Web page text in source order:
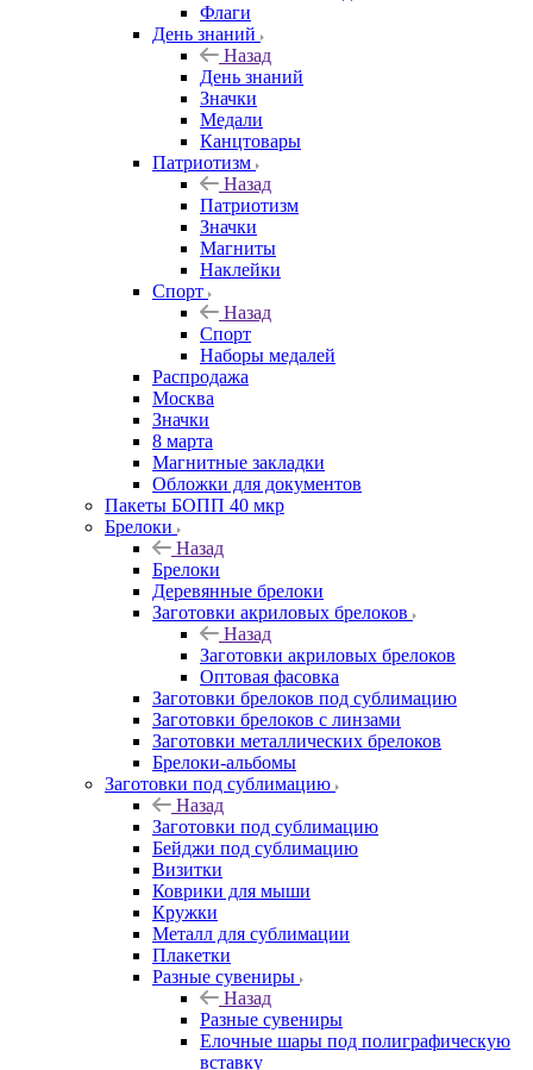
Флаги
День знаний
Назад
День знаний
Значки
Медали
Канцтовары
Патриотизм
Назад
Патриотизм
Значки
Магниты
Наклейки
Спорт
Назад
Спорт
Наборы медалей
Распродажа
Москва
Значки
8 марта
Магнитные закладки
Обложки для документов
Пакеты БОПП 40 мкр
Брелоки
Назад
Брелоки
Деревянные брелоки
Заготовки акриловых брелоков
Назад
Заготовки акриловых брелоков
Оптовая фасовка
Заготовки брелоков под сублимацию
Заготовки брелоков с линзами
Заготовки металлических брелоков
Брелоки-альбомы
Заготовки под сублимацию
Назад
Заготовки под сублимацию
Бейджи под сублимацию
Визитки
Коврики для мыши
Кружки
Металл для сублимации
Плакетки
Разные сувениры
Назад
Разные сувениры
Елочные шары под полиграфическую
вставку